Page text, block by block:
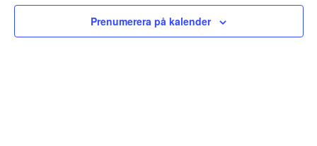
Prenumerera på kalender